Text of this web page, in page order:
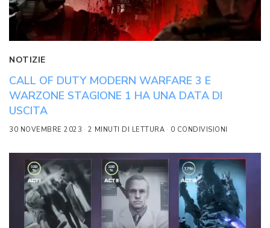
NOTIZIE
CALL OF DUTY MODERN WARFARE 3 E
WARZONE STAGIONE 1 HA UNA DATA DI
USCITA
30 NOVEMBRE 2023 2 MINUTI DI LETTURA 0 CONDIVISIONI